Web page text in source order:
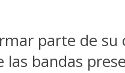
parte de
bandas